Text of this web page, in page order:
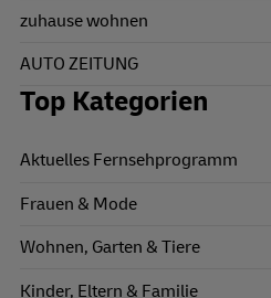
zuhause wohnen
AUTO ZEITUNG
Top Kategorien
Aktuelles Fernsehprogramm
Frauen & Mode
Wohnen, Garten & Tiere
Kinder, Eltern & Familie